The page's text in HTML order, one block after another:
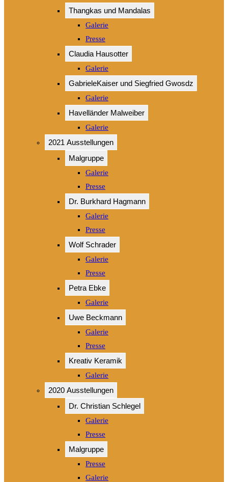
Thangkas und Mandalas
Galerie
Presse
Claudia Hausotter
Galerie
GabrieleKaiser und Siegfried Gwosdz
Galerie
Havelländer Malweiber
Galerie
2021 Ausstellungen
Malgruppe
Galerie
Presse
Dr. Burkhard Hagmann
Galerie
Presse
Wolf Schrader
Galerie
Presse
Petra Ebke
Galerie
Uwe Beckmann
Galerie
Presse
Kreativ Keramik
Galerie
2020 Ausstellungen
Dr. Christian Schlegel
Galerie
Presse
Malgruppe
Presse
Galerie